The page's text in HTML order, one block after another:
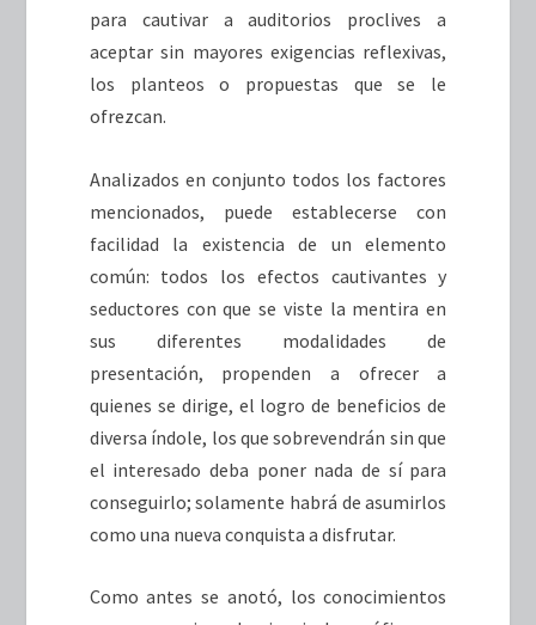
para cautivar a auditorios proclives a
aceptar sin mayores exigencias reflexivas,
los planteos o propuestas que se le
ofrezcan.
Analizados en conjunto todos los factores
mencionados, puede establecerse con
facilidad la existencia de un elemento
común: todos los efectos cautivantes y
seductores con que se viste la mentira en
sus diferentes modalidades de
presentación, propenden a ofrecer a
quienes se dirige, el logro de beneficios de
diversa índole, los que sobrevendrán sin que
el interesado deba poner nada de sí para
conseguirlo; solamente habrá de asumirlos
como una nueva conquista a disfrutar.
Como antes se anotó, los conocimientos